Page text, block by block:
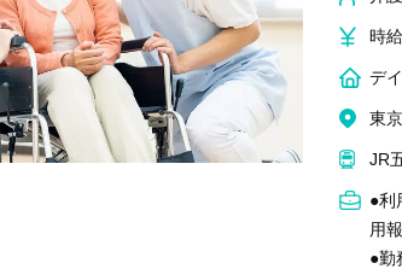
時
デ
東
JR
●利
用
●勤